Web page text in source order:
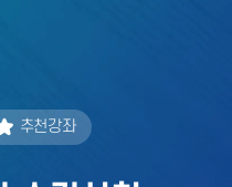
추천강좌